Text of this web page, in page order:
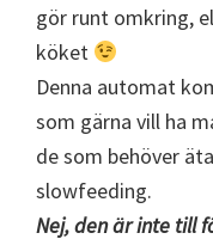
gör runt omkring,
köket
Denna automat
som gärna vill ha
de som behöver
slowfeeding.
Nej, den är inte till